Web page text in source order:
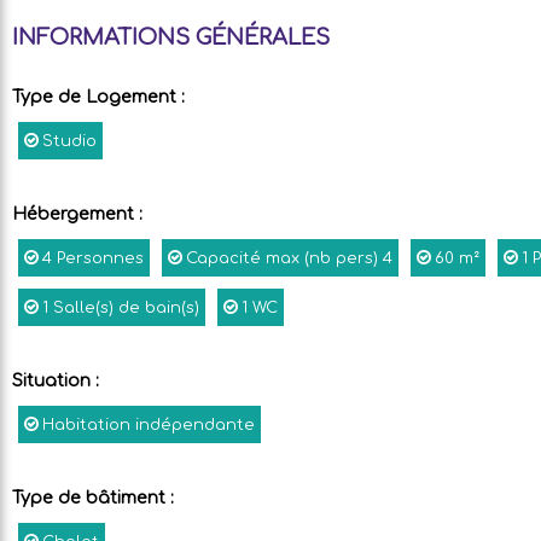
INFORMATIONS GÉNÉRALES
Type de Logement :
Studio
Hébergement :
4 Personnes Capacité max (nb pers) 4 60 m² 1
1 Salle(s) de bain(s) 1 WC
Situation :
Habitation indépendante
Type de bâtiment :